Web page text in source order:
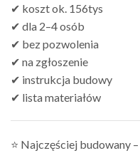
✔ koszt ok. 156tys
✔ dla 2–4 osób
✔ bez pozwolenia
✔ na zgłoszenie
✔ instrukcja budowy
✔ lista materiałów
⭐ Najczęściej budowany